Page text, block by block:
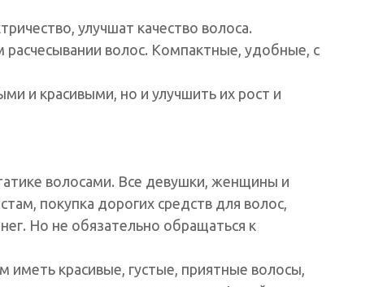
улучшат качество волоса.
расчесывании волос. Компактные, удобные, с
и красивыми, но и улучшить их рост и
волосами. Все девушки, женщины и
покупка дорогих средств для волос,
Но не обязательно обращаться к
иметь красивые, густые, приятные волосы,